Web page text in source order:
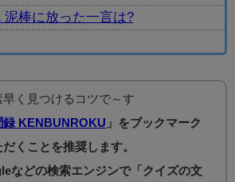
泥棒に放った一言は?
早く見つけるコツで～す
録 KENBUNROKU 」をブックマーク
だくことを推奨します。
などの検索エンジンで「クイズの文